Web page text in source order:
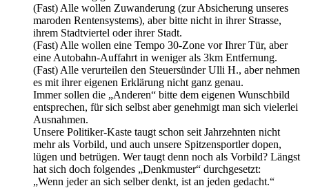
(Fast) Alle wollen Zuwanderung (zur Absicherung unseres
maroden Rentensystems), aber bitte nicht in ihrer Strasse,
ihrem Stadtviertel oder ihrer Stadt.
(Fast) Alle wollen eine Tempo 30-Zone vor Ihrer Tür, aber
eine Autobahn-Auffahrt in weniger als 3km Entfernung.
(Fast) Alle verurteilen den Steuersünder Ulli H., aber nehmen
es mit ihrer eigenen Erklärung nicht ganz genau.
Immer sollen die „Anderen“ bitte dem eigenen Wunschbild
entsprechen, für sich selbst aber genehmigt man sich vielerlei
Ausnahmen.
Unsere Politiker-Kaste taugt schon seit Jahrzehnten nicht
mehr als Vorbild, und auch unsere Spitzensportler dopen,
lügen und betrügen. Wer taugt denn noch als Vorbild? Längst
hat sich doch folgendes „Denkmuster“ durchgesetzt:
„Wenn jeder an sich selber denkt, ist an jeden gedacht.“